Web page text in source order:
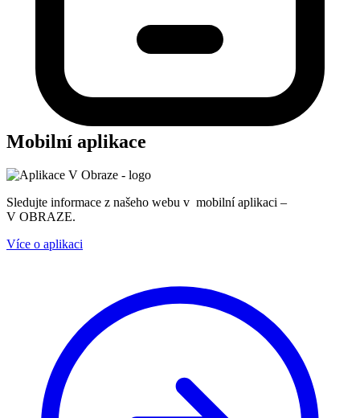
Mobilní aplikace
Sledujte informace z našeho webu v mobilní aplikaci –
V OBRAZE.
Více o aplikaci